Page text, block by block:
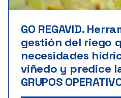
GO REGAVID.
gestión del riego
necesidades
viñedo y predice
GRUPOS